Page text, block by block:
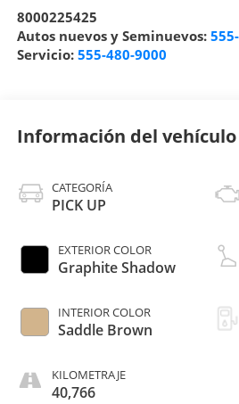
8000225425
Autos nuevos y Seminuevos:
Servicio: 555-480-9000
Información del vehículo
CATEGORÍA
PICK UP
EXTERIOR COLOR
Graphite Shadow
INTERIOR COLOR
Saddle Brown
KILOMETRAJE
40,766